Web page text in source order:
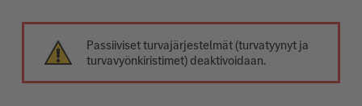
Passiiviset turvajärjestelmät (turvatyynyt ja
turvavyönkiristimet) deaktivoidaan.